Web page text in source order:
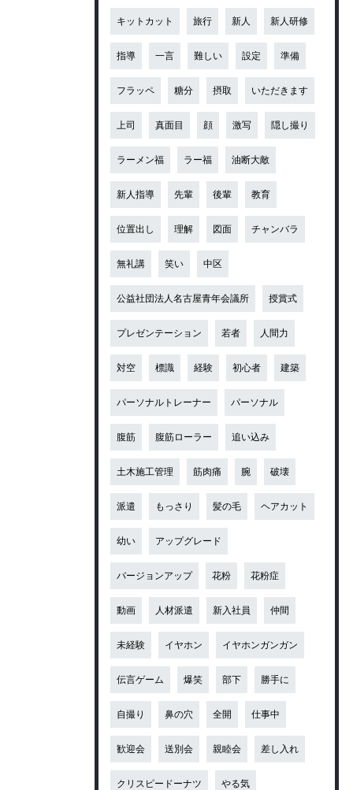
キットカット 旅行 新人 新人研修
指導 一言 難しい 設定 準備
フラッペ 糖分 摂取 いただきます
上司 真面目 顔 激写 隠し撮り
ラーメン福 ラー福 油断大敵
新人指導 先輩 後輩 教育
位置出し 理解 図面 チャンバラ
無礼講 笑い 中区
公益社団法人名古屋青年会議所 授賞式
プレゼンテーション 若者 人間力
対空 標識 経験 初心者 建築
パーソナルトレーナー パーソナル
腹筋 腹筋ローラー 追い込み
土木施工管理 筋肉痛 腕 破壊
派遣 もっさり 髪の毛 ヘアカット
幼い アップグレード
バージョンアップ 花粉 花粉症
動画 人材派遣 新入社員 仲間
未経験 イヤホン イヤホンガンガン
伝言ゲーム 爆笑 部下 勝手に
自撮り 鼻の穴 全開 仕事中
歓迎会 送別会 親睦会 差し入れ
クリスピードーナツ やる気